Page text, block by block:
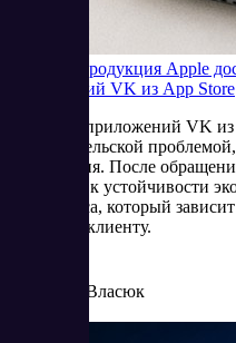
Будет ли продукция Apple
приложений VK из App Store
Удаление приложений VK
пользовательской
обсуждения. После
сместился к устойчивости
для бизнеса, который
доступа к клиенту.
Елена Власюк